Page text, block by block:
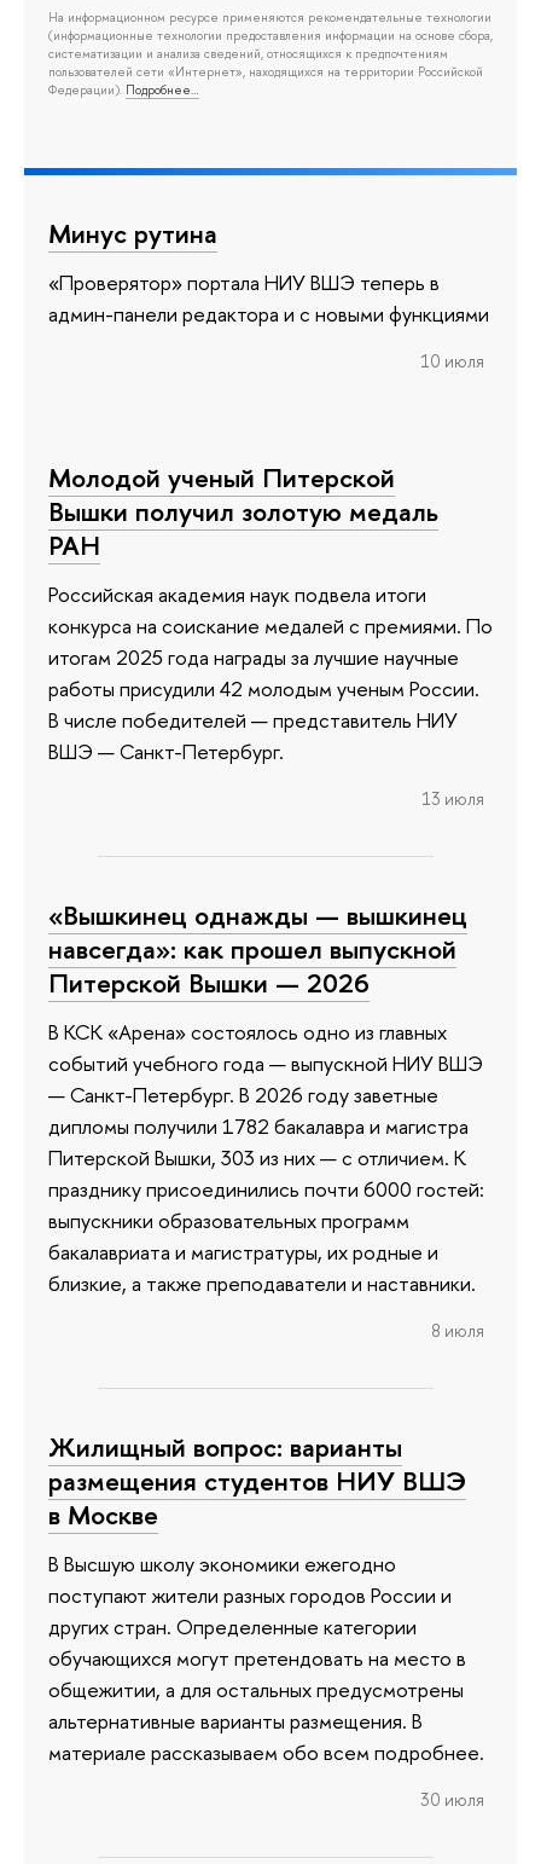
На информационном ресурсе применяются рекомендательные технологии
(информационные технологии предоставления информации на основе сбора,
систематизации и анализа сведений, относящихся к предпочтениям
пользователей сети «Интернет», находящихся на территории Российской
Федерации). Подробнее…
Минус рутина
«Проверятор» портала НИУ ВШЭ теперь в
админ-панели редактора и с новыми функциями
10 июля
Молодой ученый Питерской
Вышки получил золотую медаль
РАН
Российская академия наук подвела итоги
конкурса на соискание медалей с премиями. По
итогам 2025 года награды за лучшие научные
работы присудили 42 молодым ученым России.
В числе победителей — представитель НИУ
ВШЭ — Санкт-Петербург.
13 июля
«Вышкинец однажды — вышкинец
навсегда»: как прошел выпускной
Питерской Вышки — 2026
В КСК «Арена» состоялось одно из главных
событий учебного года — выпускной НИУ ВШЭ
— Санкт-Петербург. В 2026 году заветные
дипломы получили 1782 бакалавра и магистра
Питерской Вышки, 303 из них — с отличием. К
празднику присоединились почти 6000 гостей:
выпускники образовательных программ
бакалавриата и магистратуры, их родные и
близкие, а также преподаватели и наставники.
8 июля
Жилищный вопрос: варианты
размещения студентов НИУ ВШЭ
в Москве
В Высшую школу экономики ежегодно
поступают жители разных городов России и
других стран. Определенные категории
обучающихся могут претендовать на место в
общежитии, а для остальных предусмотрены
альтернативные варианты размещения. В
материале рассказываем обо всем подробнее.
30 июля